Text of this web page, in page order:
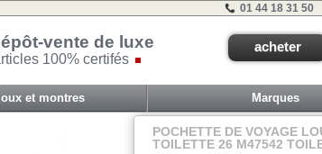
01 44 18 31 50
vente de luxe
100% certifés
acheter
et montres Marques
POCHETTE DE VOYAGE
TOILETTE 26 M47542